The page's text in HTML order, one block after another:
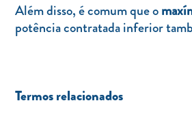
Além disso, é comum que o
potência contratada inferior
Termos relacionados